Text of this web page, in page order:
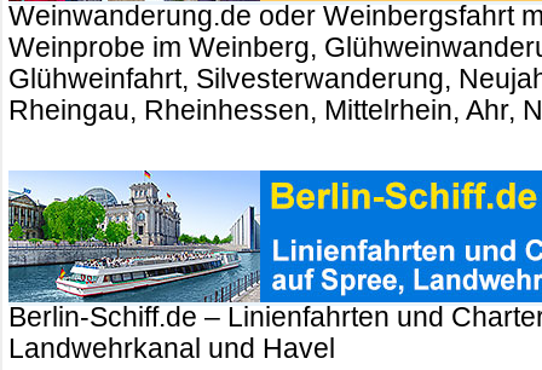
Weinwanderung.de oder Weinbergsfahrt
Weinprobe im Weinberg,
Glühweinfahrt, Silvesterwanderung,
Rheingau, Rheinhessen, Mittelrhein, Ahr,
Berlin-Schiff.de – Linienfahrten und
Landwehrkanal und Havel